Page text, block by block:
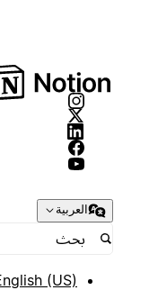
العربية
English (US)